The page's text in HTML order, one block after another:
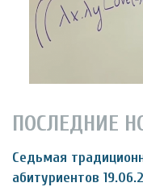
ПОСЛЕДНИЕ
Седьмая
абитуриентов